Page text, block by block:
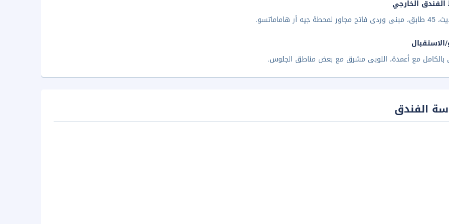
الخارجي
جيه أر هاماماتسو.
الاستقبال
بالكامل مع أعمدة، اللوبى مشرق مع بعض مناطق الجلوس.
الفندق